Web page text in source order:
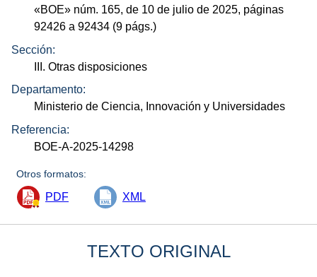
«BOE» núm. 165, de 10 de julio de 2025, páginas
92426 a 92434 (9 págs.)
Sección:
III. Otras disposiciones
Departamento:
Ministerio de Ciencia, Innovación y Universidades
Referencia:
BOE-A-2025-14298
Otros formatos:
PDF XML
TEXTO ORIGINAL